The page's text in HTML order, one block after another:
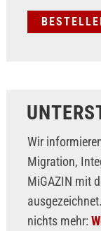
Wir
Migration,
MiGAZIN mit
nichts mehr: